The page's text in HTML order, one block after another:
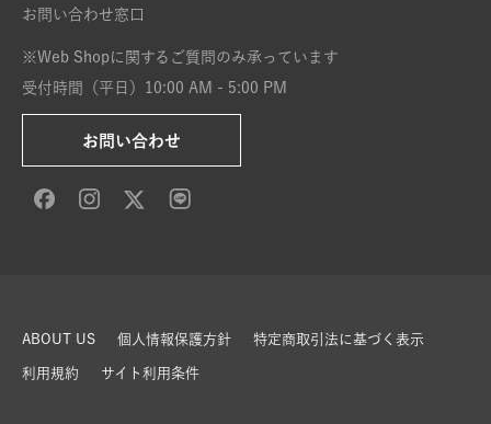
お問い合わせ窓口
※Web Shopに関するご質問のみ承っています
受付時間（平日）10:00 AM - 5:00 PM
お問い合わせ
ABOUT US 個人情報保護方針 特定商取引法に基づく表示
利用規約 サイト利用条件